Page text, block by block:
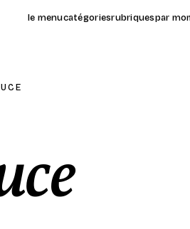
le menucatégoriesrubriquespar